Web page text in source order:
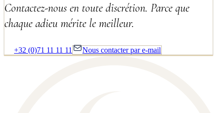
Contactez-nous en toute discrétion. Parce que
chaque adieu mérite le meilleur.
+32 (0)71 11 11 11 Nous contacter par e-mail